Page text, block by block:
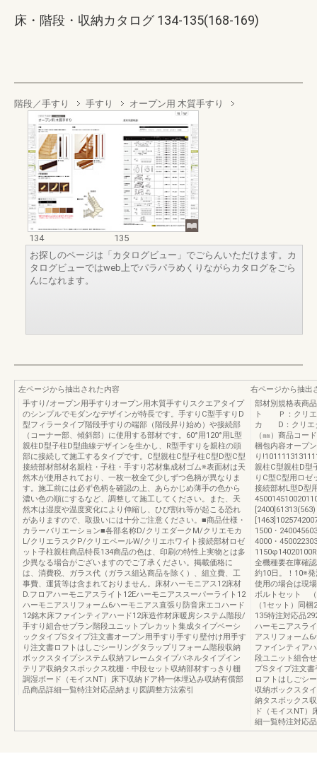
床・階段・収納カタログ 134-135(168-169)
階段／手すり 手すり オープン用 木質手すり
134
135
お探しのページは「カタログビュー」でごらんいただけます。カ
タログビューではweb上でパラパラめくりながらカタログをごら
んになれます。
左ページから抽出された内容
手すり/オープン用手すりオープン用木質手すりスクエアタイプ
のシンプルでモダンなデザインが特長です。手すりC型手すりD
型フィラータイプ階段手すりの端部（階段昇り始め）や接続部
（コーナー部、傾斜部）に使用する部材です。60°用120°用L型
親柱D型子柱D型曲線デザインを生かし、R型手すりを親柱の頭
部に接続して施工するタイプです。C型親柱C型子柱C型D型C型
接続部材部材名親柱・子柱・手すり芯材集成材ゴム※表面材は天
然木が使用されており、一枚一枚全て少しずつ色柄が異なりま
す。施工前には必ず色柄を確認の上、あらかじめ薄手の色から
濃い色の順にするなど、調整して施工してください。また、天
然木は湿度や温度変化により伸縮し、ひび割れ等が起こる恐れ
がありますので、取扱いには十分ご注意ください。■商品仕様・
カラーバリエーション■各部名称D/クリエダークM/クリエモカ
L/クリエラスクP/クリエペールW/クリエホワイト接続部材ロゼ
ット子柱親柱商品特長134商品の色は、印刷の特性上実物とは多
少異なる場合がございますのでご了承ください。掲載価格に
は、消費税、ガラス代（ガラス組込商品を除く）、組立費、工
事費、運賃等は含まれておりません。床材ハーモニアス12床材
D.フロアハーモニアスライト12Eハーモニアススーパーライト12
ハーモニアスリフォーム6ハーモニアス直張り防音床エコハード
12銘木床ファインティアハード12床造作材床暖房システム階段/
手すり組合せプラン階段ユニットプレカット集成タイプベーシ
ックタイプSタイプ注文書オープン用手すり手すり壁付け用手す
り注文書ロフトはしごシーリングタラップリフォーム階段収納
ボックスタイプシステム収納フレームタイプパネルタイプイン
テリア収納タスボックス枕棚・中段セット収納部材すっきり棚
調湿ボード（モイスNT）床下収納ドア枠一体埋込み収納有償部
品商品詳細一覧特注対応品納まり図調整方法索引
右ページから抽出
部材別規格表商
ト Ｐ：クリ
カ D：クリエ
（㎜）商品コー
梱包内容オープ
り
親柱C型親柱D型
りC型C型用ロゼ
接続部材L型D型
1500・
4000・
全機種要在庫確
約10日。！10※
使用の場合は現
ボルトセット
（1セット）同
135特注対応品
ハーモニアスラ
アスリフォーム6
ファインティア
段ユニット組合
プSタイプ注文
ロフトはしごシ
収納ボックスタ
納タスボックス
ド（モイスNT）
細一覧特注対応